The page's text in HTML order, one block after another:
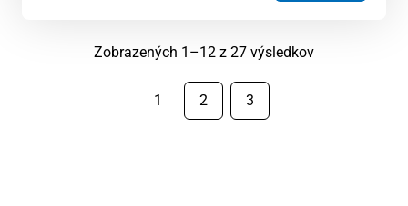
Zobrazených 1–12 z 27 výsledkovZoradené
1 2 3